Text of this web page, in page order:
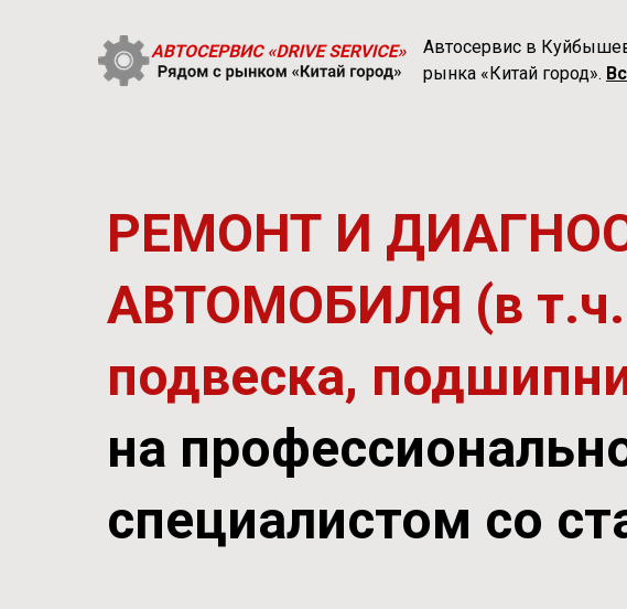
Автосервис в
рынка «Китай город».
РЕМОНТ И
АВТОМОБИЛЯ (в т.ч.
подвеска,
на
специалистом со